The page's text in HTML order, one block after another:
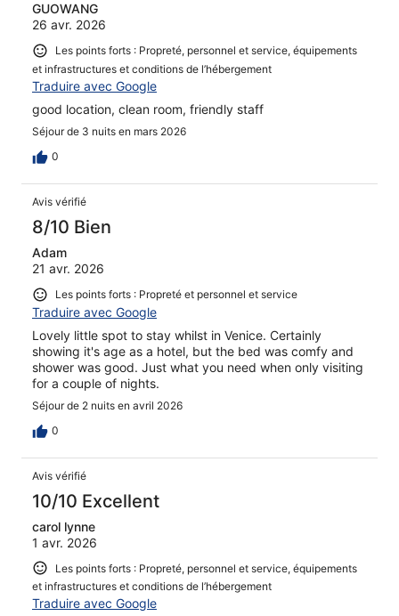
GUOWANG
26 avr. 2026
Les points forts : Propreté, personnel et service, équipements
et infrastructures et conditions de l’hébergement
Traduire avec Google
good location, clean room, friendly staff
Séjour de 3 nuits en mars 2026
0
Avis vérifié
8/10 Bien
Adam
21 avr. 2026
Les points forts : Propreté et personnel et service
Traduire avec Google
Lovely little spot to stay whilst in Venice. Certainly
showing it's age as a hotel, but the bed was comfy and
shower was good. Just what you need when only visiting
for a couple of nights.
Séjour de 2 nuits en avril 2026
0
Avis vérifié
10/10 Excellent
carol lynne
1 avr. 2026
Les points forts : Propreté, personnel et service, équipements
et infrastructures et conditions de l’hébergement
Traduire avec Google